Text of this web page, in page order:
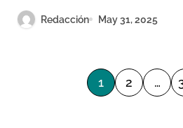
Redacción May 31, 2025
P1 2 …